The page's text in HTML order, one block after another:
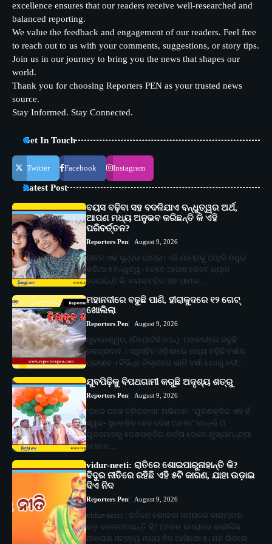
excellence ensures that our readers receive well-researched and
balanced reporting.
We value the feedback and engagement of our readers. Feel free
to reach out to us with your comments, suggestions, or story tips.
Join us in our journey to bring you the news that shapes our
world.
Thank you for choosing Reporters PEN as your trusted news
source.
Stay Informed. Stay Connected.
Get In Touch
Twitter Facebook Instagram
Latest Post
ବୟସ ବଢ଼ିବା ସହ ବଦଳିଯାଏ ବନ୍ଧୁତ୍ୱର ଅର୍ଥ,
ଆପଣ ମଧ୍ୟ ଅନୁଭବ କରିଛନ୍ତି କି ଏହି
ପରିବର୍ତ୍ତନ?
Reporters Pen August 9, 2026
ଜୀବନ ଏକ ସୁନ୍ଦର ଯାତ୍ରା। ଏହି ଯାତ୍ରାକୁ ଆହୁରି ମଧୁର
କରିଥାଏ ବନ୍ଧୁତ୍ୱ। ତେବେ ଆପଣ କେବେ ଧ୍ୟାନ
ଦେଇଛନ୍ତି କି, ବୟସ ବଢ଼ିବା ସହ ଆମର…
ମହାନଦୀରେ ବଢୁଛି ପାଣି, ହୀରାକୁଦରେ ୧୨ ଗେଟ୍
ଖୋଲିଲା
Reporters Pen August 9, 2026
ଭୁବନେଶ୍ୱର, (ରିପୋର୍ଟର୍ସ ପେନ୍‌): ମହାନଦୀରେ ବଢୁଛି
ଜଳପ୍ରବାହ । ଏଥିସହିତ ଓଡ଼ିଶାରେ ମଧ୍ୟ ବଢ଼ିଛି ବର୍ଷାର
ପ୍ରଭାବ । ବିଭିନ୍ନ ଜିଲ୍ଲାରେ ଭାରି ବର୍ଷା ଯୋଗୁ ନଦୀ…
ଯୁବପିଢ଼ିକୁ ବିପଥଗାମୀ କରୁଛି ଅଦୃଶ୍ୟ ଶତ୍ରୁ
Reporters Pen August 9, 2026
‘ଘରେ ଘରେ ତ୍ରିରଙ୍ଗା’ ଅଭିଯାନ: ‘ଯୁବଶକ୍ତିର ଏକ ହିଁ
ସ୍ୱର- ସୁରକ୍ଷିତ ହେବ ଦେଶ ଆମର’ ଜେନ୍‌-ଜି ଓ
ଯୁବସମାଜକୁ ଦେଶଭକ୍ତିର ବାର୍ତ୍ତା ଦେଲେ ମୁଖ୍ୟମନ୍ତ୍ରୀ
ମୋହନ…
vidur-neeti: ରାତିରେ ଶୋଇପାରୁନାହାନ୍ତି କି?
ବିଦୁର ନୀତିରେ ରହିଛି ଏହି ୫ଟି କାରଣ, ଯାହା ଉଡ଼ାଇ
ଦିଏ ନିଦ
Reporters Pen August 9, 2026
vidur-neeti : ରାତିରେ ଶୋଇବା ସମୟରେ ବାରମ୍ବାର
କଡ଼ ଲେଉଟାଉଛନ୍ତି କି? ଅନେକ ସମୟରେ ଶାରୀରିକ
ଥକାପଣ ସତ୍ତ୍ୱେ ମଧ୍ୟ ନିଦ ଆସିନଥାଏ। ମନ ଭିତରେ